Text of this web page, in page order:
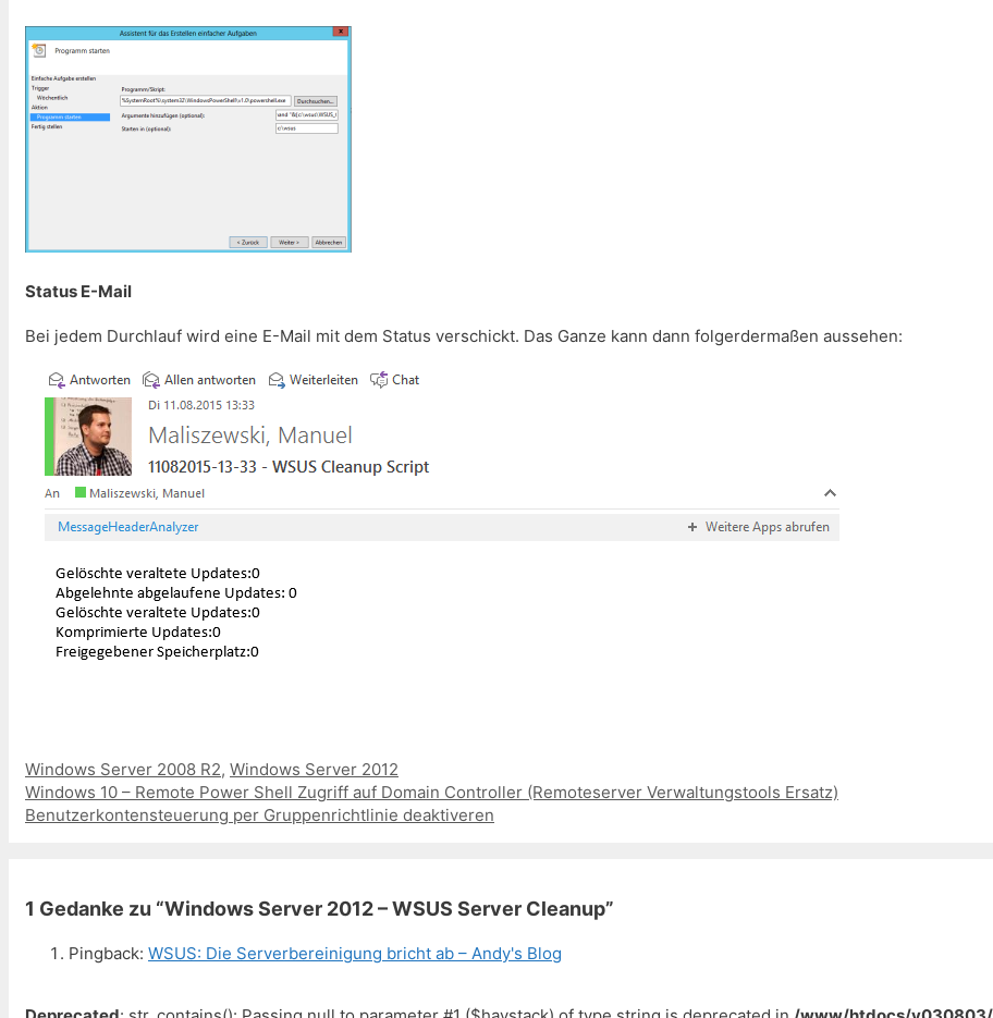
Status E-Mail
Bei jedem Durchlauf wird eine E-Mail mit dem Status verschickt. Das Ganze kann dann folgerdermaßen aussehen:
Kategorien
Windows Server 2008 R2, Windows Server 2012
Beitrags-
Navigation
Windows 10 – Remote Power Shell Zugriff auf Domain Controller (Remoteserver Verwaltungstools Ersatz)
Benutzerkontensteuerung per Gruppenrichtlinie deaktiveren
1 Gedanke zu “Windows Server 2012 – WSUS Server Cleanup”
Pingback: WSUS: Die Serverbereinigung bricht ab – Andy's Blog